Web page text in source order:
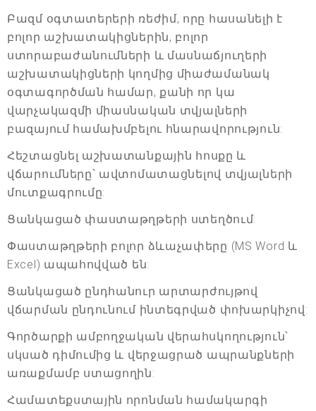
Բազմ օգտատերերի ռեժիմ, որը հասանելի է
բոլոր աշխատակիցներին, բոլոր
ստորաբաժանումների և մասնաճյուղերի
աշխատակիցների կողմից միաժամանակ
օգտագործման համար, քանի որ կա
վարչակազմի միասնական տվյալների
բազայում համախմբելու հնարավորություն:
Հեշտացնել աշխատանքային հոսքը և
վճարումները՝ ավտոմատացնելով տվյալների
մուտքագրումը:
Ցանկացած փաստաթղթերի ստեղծում:
Փաստաթղթերի բոլոր ձևաչափերը (MS Word և
Excel) ապահովված են:
Ցանկացած ընդհանուր արտարժույթով
վճարման ընդունում ինտեգրված փոխարկիչով:
Գործարքի ամբողջական վերահսկողություն՝
սկսած դիմումից և վերջացրած ապրանքների
առաքմամբ ստացողին:
Համատեքստային որոնման համակարգի